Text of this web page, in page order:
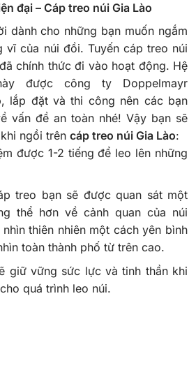
đại – Cáp treo núi Gia Lào
dành cho những bạn muốn ngắm
vĩ của núi đồi. Tuyến cáp treo núi
chính thức đi vào hoạt động. Hệ
được công ty Doppelmayr
lắp đặt và thi công nên các bạn
vấn đề an toàn nhé! Vậy bạn sẽ
ngồi trên cáp treo núi Gia Lào:
được 1-2 tiếng để leo lên những
treo bạn sẽ được quan sát một
thể hơn về cảnh quan của núi
thiên nhiên một cách yên bình
toàn thành phố từ trên cao.
giữ vững sức lực và tinh thần khi
quá trình leo núi.